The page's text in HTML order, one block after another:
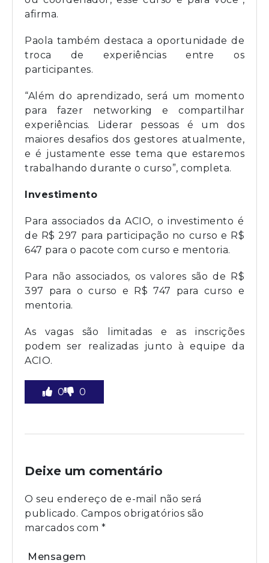
afirma.
Paola também destaca a oportunidade de
troca de experiências entre os
participantes.
“Além do aprendizado, será um momento
para fazer networking e compartilhar
experiências. Liderar pessoas é um dos
maiores desafios dos gestores atualmente,
e é justamente esse tema que estaremos
trabalhando durante o curso”, completa.
Investimento
Para associados da ACIO, o investimento é
de R$ 297 para participação no curso e R$
647 para o pacote com curso e mentoria.
Para não associados, os valores são de R$
397 para o curso e R$ 747 para curso e
mentoria.
As vagas são limitadas e as inscrições
podem ser realizadas junto à equipe da
ACIO.
0 0
Deixe um comentário
O seu endereço de e-mail não será
publicado. Campos obrigatórios são
marcados com *
Mensagem